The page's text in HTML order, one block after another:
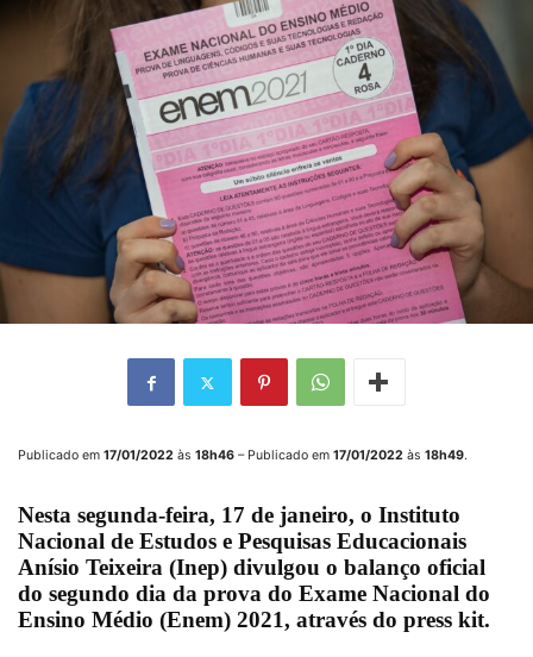
Publicado em 17/01/2022 às 18h46 – Publicado em 17/01/2022 às 18h49.
Nesta segunda-feira, 17 de janeiro, o Instituto
Nacional de Estudos e Pesquisas Educacionais
Anísio Teixeira (Inep) divulgou o balanço oficial
do segundo dia da prova do Exame Nacional do
Ensino Médio (Enem) 2021, através do press kit.